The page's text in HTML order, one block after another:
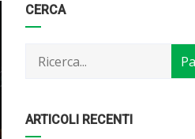
CERCA
ARTICOLI RECENTI
Categorie
Articoli
per